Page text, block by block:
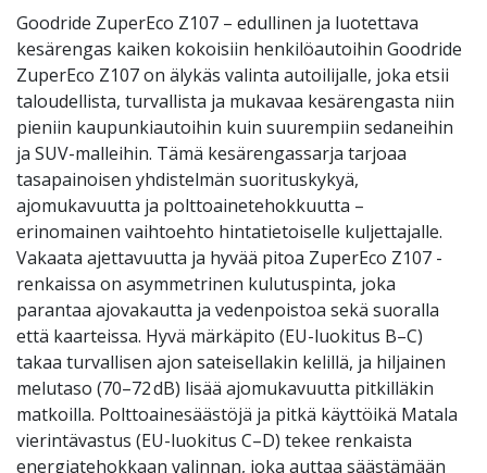
Goodride ZuperEco Z107 – edullinen ja luotettava
kesärengas kaiken kokoisiin henkilöautoihin Goodride
ZuperEco Z107 on älykäs valinta autoilijalle, joka etsii
taloudellista, turvallista ja mukavaa kesärengasta niin
pieniin kaupunkiautoihin kuin suurempiin sedaneihin
ja SUV-malleihin. Tämä kesärengassarja tarjoaa
tasapainoisen yhdistelmän suorituskykyä,
ajomukavuutta ja polttoainetehokkuutta –
erinomainen vaihtoehto hintatietoiselle kuljettajalle.
Vakaata ajettavuutta ja hyvää pitoa ZuperEco Z107 -
renkaissa on asymmetrinen kulutuspinta, joka
parantaa ajovakautta ja vedenpoistoa sekä suoralla
että kaarteissa. Hyvä märkäpito (EU-luokitus B–C)
takaa turvallisen ajon sateisellakin kelillä, ja hiljainen
melutaso (70–72 dB) lisää ajomukavuutta pitkilläkin
matkoilla. Polttoainesäästöjä ja pitkä käyttöikä Matala
vierintävastus (EU-luokitus C–D) tekee renkaista
energiatehokkaan valinnan, joka auttaa säästämään